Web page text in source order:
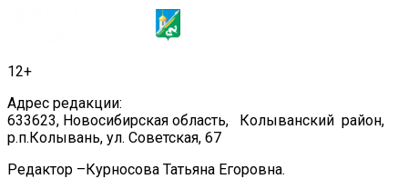
12+
Адрес редакции:
633623, Новосибирская область, Колыванский район,
р.п.Колывань, ул. Советская, 67
Редактор –Курносова Татьяна Егоровна.